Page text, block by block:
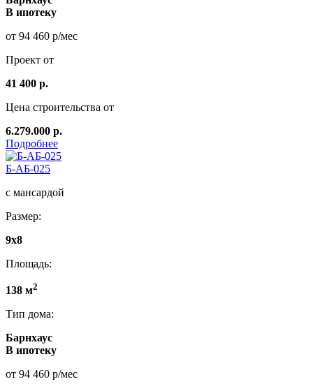
В ипотеку
от 94 460 р/мес
Проект от
41 400 р.
Цена строительства от
6.279.000 р.
Подробнее
Б-АБ-025
с мансардой
Размер:
9x8
Площадь:
138 м2
Тип дома:
Барнхаус
В ипотеку
от 94 460 р/мес